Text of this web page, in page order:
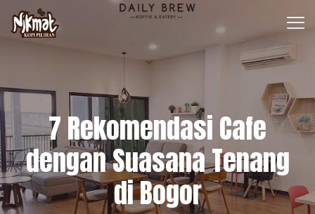
7 Rekomendasi Cafe
dengan Suasana Tenang
di Bogor